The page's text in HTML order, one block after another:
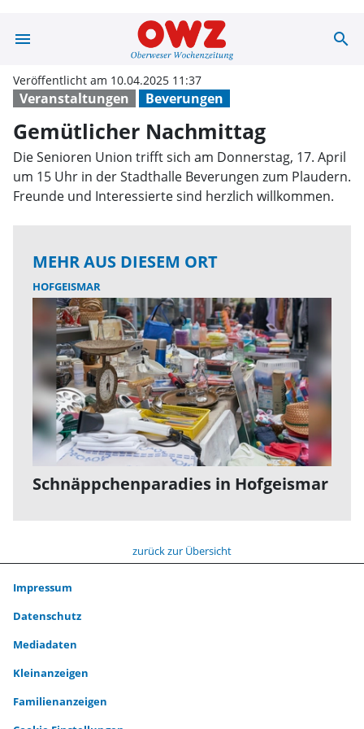
menu Gemütlicher search
Veranstaltungen Beverungen
Veröffentlicht am 10.04.2025 11:37
Gemütlicher Nachmittag
Die Senioren Union trifft sich am Donnerstag, 17. April
um 15 Uhr in der Stadthalle Beverungen zum Plaudern.
Freunde und Interessierte sind herzlich willkommen.
MEHR AUS DIESEM ORT
HOFGEISMAR
Schnäppchenparadies in Hofgeismar
zurück zur Übersicht
Impressum
Datenschutz
Mediadaten
Kleinanzeigen
Familienanzeigen